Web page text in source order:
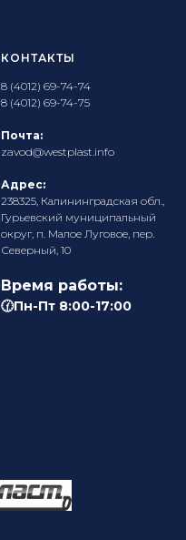
КОНТАКТЫ
8 (4012) 69-74-74
8 (4012) 69-74-75
Почта:
zavod@westplast.info
Адрес:
238325, Калининградская обл.,
Гурьевский муниципальный
округ, п. Малое Луговое, пер.
Северный, 10
Время работы:
🕜Пн-Пт 8:00-17:00